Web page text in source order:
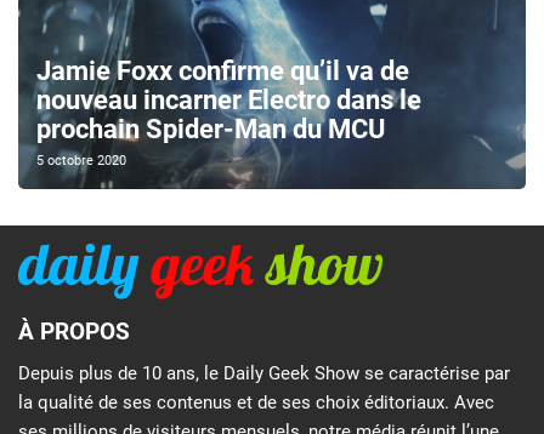
Jamie Foxx confirme qu’il va de
nouveau incarner Electro dans le
prochain Spider-Man du MCU
5 octobre 2020
À PROPOS
Depuis plus de 10 ans, le Daily Geek Show se caractérise par
la qualité de ses contenus et de ses choix éditoriaux. Avec